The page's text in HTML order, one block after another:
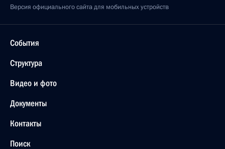
Версия официального сайта для мобильных устройств
События
Структура
Видео и фото
Документы
Контакты
Поиск